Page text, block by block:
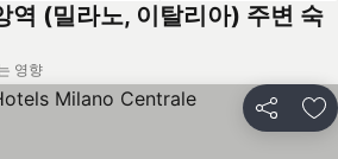
역 (밀라노, 이탈리아) 주변 숙
영향
공유 즐